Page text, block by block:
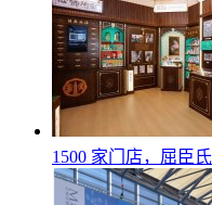
1500 家门店，屈臣